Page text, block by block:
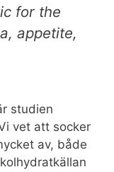
for the
appetite,
studien
vet att socker
av, både